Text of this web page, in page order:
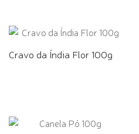
Cravo da Índia Flor 100g